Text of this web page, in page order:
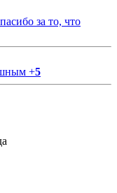
за то, что
+5